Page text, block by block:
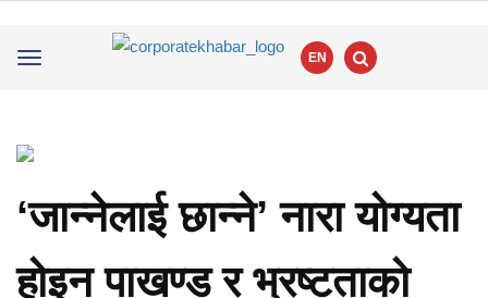
Toggle
EN
‘जान्नेलाई छान्ने’ नारा योग्यता
होइन पाखण्ड र भ्रष्टताको